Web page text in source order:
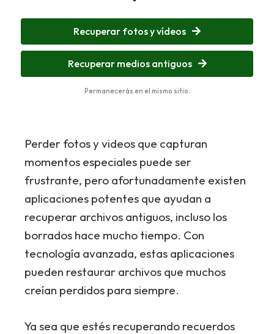
Recuperar fotos y vídeos
Recuperar medios antiguos
Permanecerás en el mismo sitio.
Perder fotos y videos que capturan
momentos especiales puede ser
frustrante, pero afortunadamente existen
aplicaciones potentes que ayudan a
recuperar archivos antiguos, incluso los
borrados hace mucho tiempo. Con
tecnología avanzada, estas aplicaciones
pueden restaurar archivos que muchos
creían perdidos para siempre.
Ya sea que estés recuperando recuerdos